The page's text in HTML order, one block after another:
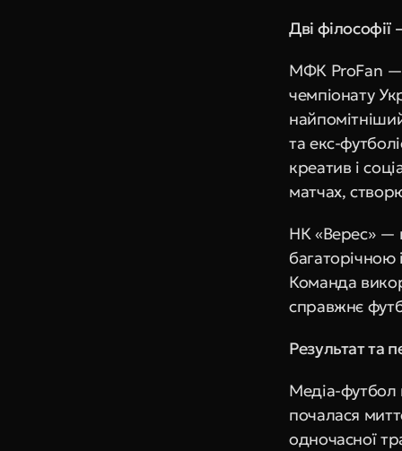
Дві
МФК ProFan —
чемпіонату
та екс-
креатив і
матчах,
НК «Верес» —
Команда
справжнє
Результат та
Медіа-футбол
почалася
одночасної